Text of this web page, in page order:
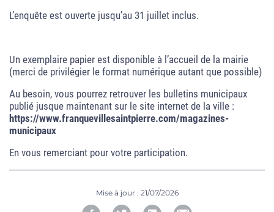
L’enquête est ouverte jusqu’au 31 juillet inclus.
Un exemplaire papier est disponible à l’accueil de la mairie
(merci de privilégier le format numérique autant que possible)
Au besoin, vous pourrez retrouver les bulletins municipaux
publié jusque maintenant sur le site internet de la ville :
https://www.franquevillesaintpierre.com/magazines-
municipaux
En vous remerciant pour votre participation.
Mise à jour : 21/07/2026